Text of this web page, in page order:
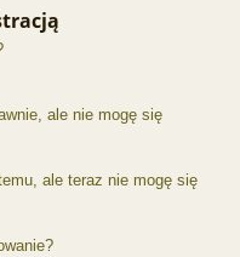
ale nie mogę się
ale teraz nie mogę się